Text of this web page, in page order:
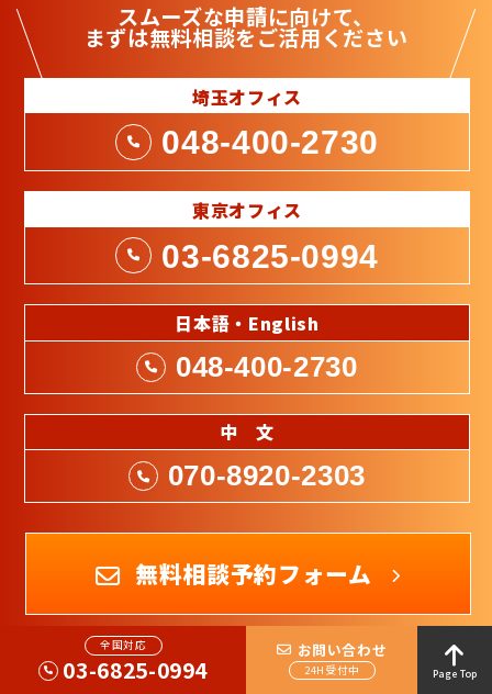
スムーズな申請に向けて、
まずは無料相談をご活用ください
埼玉オフィス
048-400-2730
東京オフィス
03-6825-0994
日本語・English
048-400-2730
中 文
070-8920-2303
無料相談予約フォーム
全国対応
03-6825-0994
お問い合わせ
24H受付中